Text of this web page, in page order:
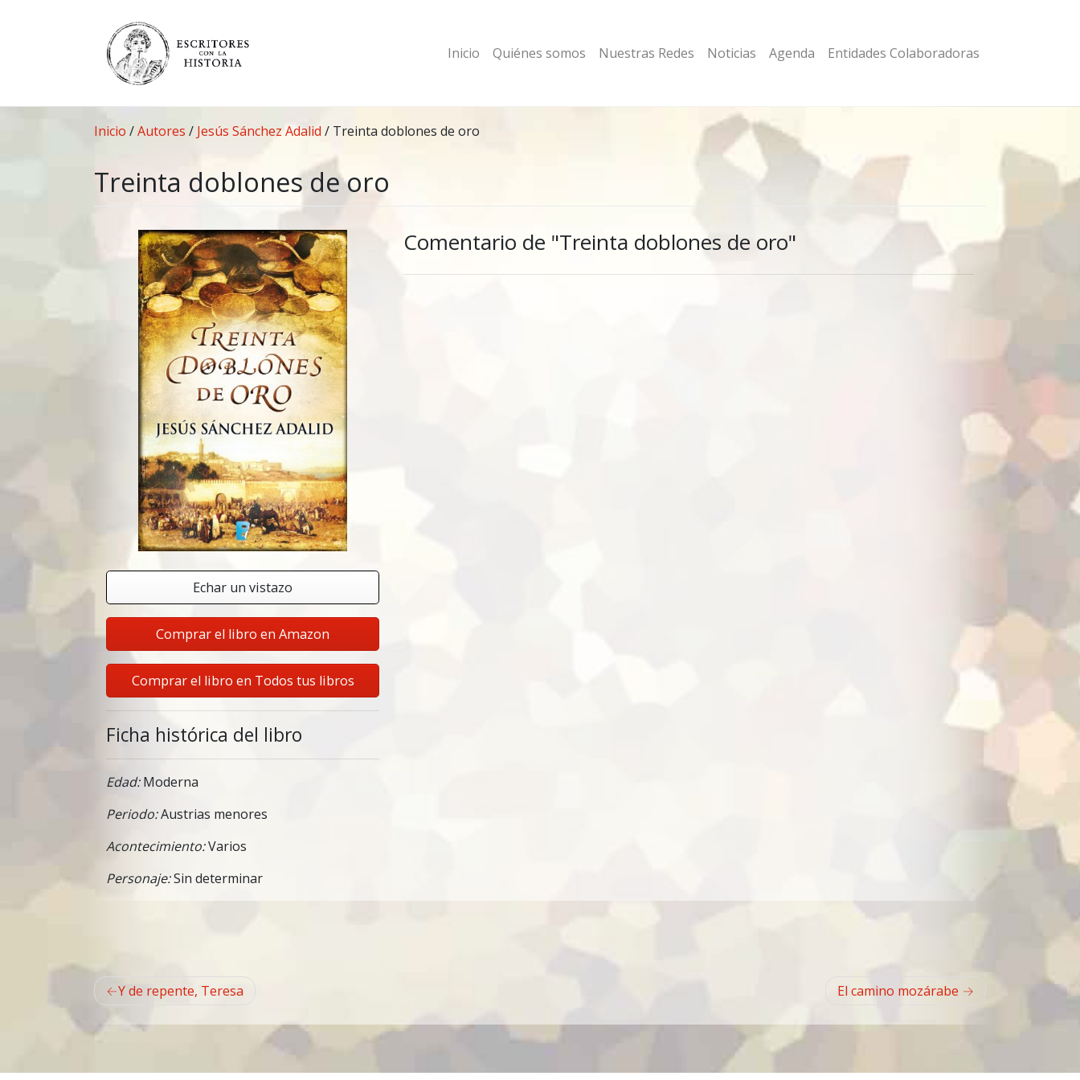
Inicio Quiénes somos Nuestras Redes Noticias Agenda Entidades Colaboradoras
Inicio /Autores / Jesús Sánchez Adalid / Treinta doblones de oro
Treinta doblones de oro
Echar un vistazo
Comprar el libro en Amazon
Comprar el libro en Todos tus libros
Ficha histórica del libro
Edad:Moderna
Periodo:Austrias menores
Acontecimiento:Varios
Personaje:Sin determinar
Comentario de "Treinta doblones de oro"
Navegación
de
entradas
Y de repente, Teresa El camino mozárabe